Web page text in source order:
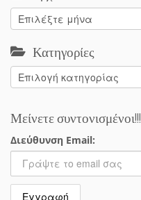
Αρχείο
Κατηγορίες
Κατηγορίες
Μείνετε συντονισμένοι!!!
Διεύθυνση Email: